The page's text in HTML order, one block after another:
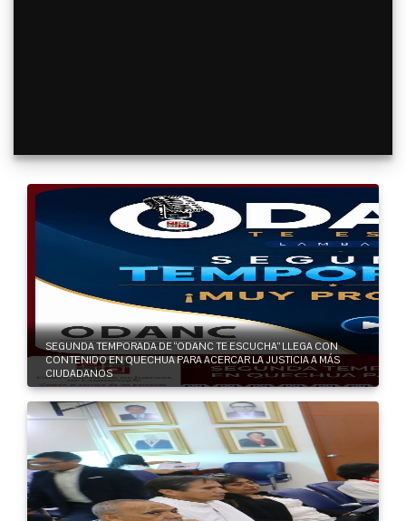
SEGUNDA TEMPORADA DE “ODANC TE ESCUCHA” LLEGA CON
CONTENIDO EN QUECHUA PARA ACERCAR LA JUSTICIA A MÁS
CIUDADANOS